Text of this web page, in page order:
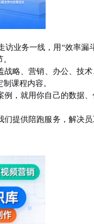
访业务一线，用 “效率漏
战略、营销、办公、技
课程内容。
例，就用你自己的数据、
们提供陪跑服务，解决